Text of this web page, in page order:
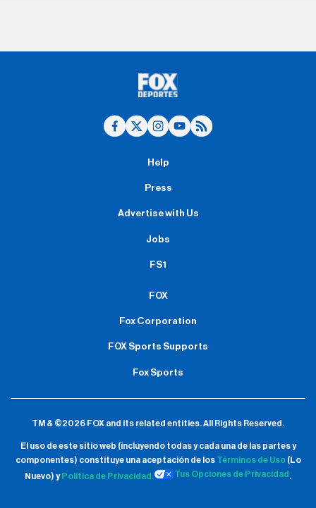
Help
Press
Advertise with Us
Jobs
FS1
FOX
Fox Corporation
FOX Sports Supports
Fox Sports
TM & ©2026 FOX and its related entities.All Rights Reserved.
El uso de este sitio web (incluyendo todas y cada una de las partes y
componentes) constituye una aceptación de los Términos de Uso(Lo
Nuevo) y Política de Privacidad. Tus Opciones de Privacidad .